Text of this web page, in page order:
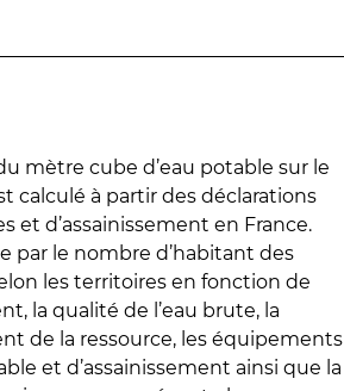
mètre cube d’eau potable sur le
calculé à partir des déclarations
et d’assainissement en France.
par le nombre d’habitant des
les territoires en fonction de
la qualité de l’eau brute, la
de la ressource, les équipements
et d’assainissement ainsi que la